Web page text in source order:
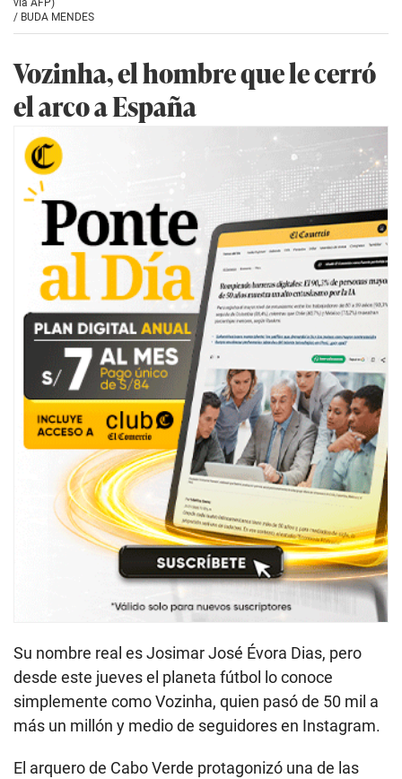
via AFP)
/ BUDA MENDES
Vozinha, el hombre que le cerró
el arco a España
Su nombre real es Josimar José Évora Dias, pero
desde este jueves el planeta fútbol lo conoce
simplemente como Vozinha, quien pasó de 50 mil a
más un millón y medio de seguidores en Instagram.
El arquero de Cabo Verde protagonizó una de las